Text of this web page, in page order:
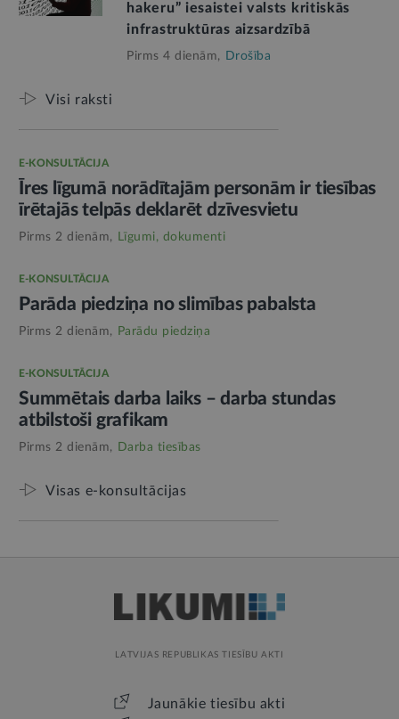
hakeru” iesaistei valsts kritiskās
infrastruktūras aizsardzībā
Pirms 4 dienām, Drošība
Visi raksti
E-KONSULTĀCIJA
Īres līgumā norādītajām personām ir tiesības
īrētajās telpās deklarēt dzīvesvietu
Pirms 2 dienām, Līgumi, dokumenti
E-KONSULTĀCIJA
Parāda piedziņa no slimības pabalsta
Pirms 2 dienām, Parādu piedziņa
E-KONSULTĀCIJA
Summētais darba laiks – darba stundas
atbilstoši grafikam
Pirms 2 dienām, Darba tiesības
Visas e-konsultācijas
LATVIJAS REPUBLIKAS TIESĪBU AKTI
Jaunākie tiesību akti